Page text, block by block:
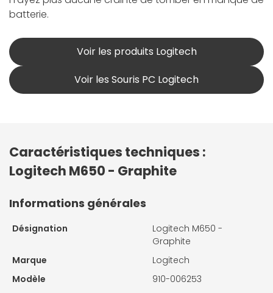
batterie.
Voir les produits Logitech
Voir les Souris PC Logitech
Caractéristiques techniques :
Logitech M650 - Graphite
Informations générales
Désignation
Logitech M650 -
Graphite
Marque
Logitech
Modèle
910-006253